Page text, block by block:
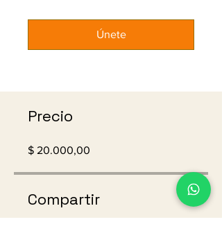
Únete
Precio
$ 20.000,00
Compartir